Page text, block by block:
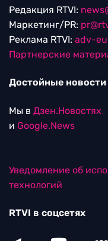
Редакция RTVI:
Маркетинг/PR:
Реклама RTVI: adv-
Партнерские
Достойные новости
Мы в Дзен.Новостях
и Google.News
Уведомление об
технологий
RTVI в соцсетях